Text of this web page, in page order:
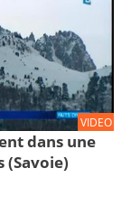
VIDEO
dans une
(Savoie)